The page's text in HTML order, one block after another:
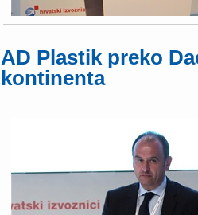
AD Plastik preko
kontinenta